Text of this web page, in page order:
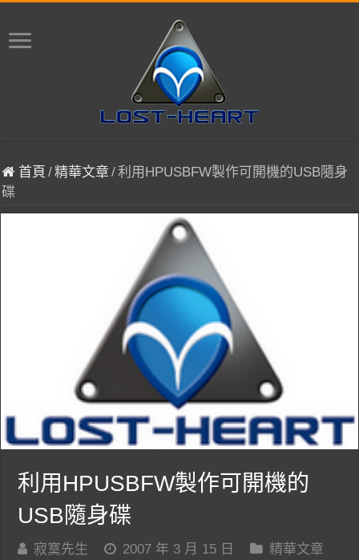
首頁 /精華文章/利用HPUSBFW製作可開機的USB隨身
碟
利用HPUSBFW製作可開機的
USB隨身碟
寂寞先生 2007 年 3 月 15 日
精華文章